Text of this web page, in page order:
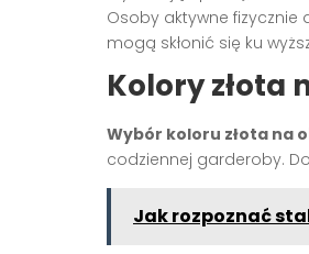
Osoby aktywne
mogą skłonić się ku
Kolory złota
Wybór koloru złota na
codziennej garderoby.
Jak rozpoznać